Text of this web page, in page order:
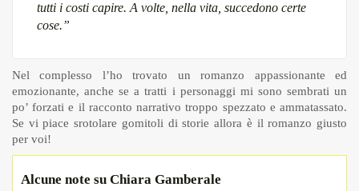
tutti i costi capire. A volte, nella vita, succedono certe
cose.”
Nel complesso l’ho trovato un romanzo appassionante ed
emozionante, anche se a tratti i personaggi mi sono sembrati un
po’ forzati e il racconto narrativo troppo spezzato e ammatassato.
Se vi piace srotolare gomitoli di storie allora è il romanzo giusto
per voi!
Alcune note su Chiara Gamberale